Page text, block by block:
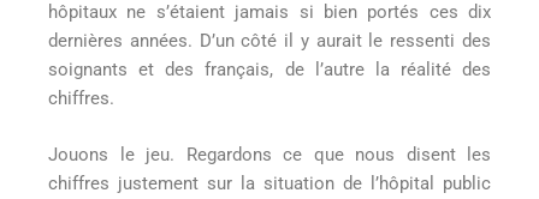
hôpitaux ne s’étaient jamais si bien portés ces dix
dernières années. D’un côté il y aurait le ressenti des
soignants et des français, de l’autre la réalité des
chiffres.
Jouons le jeu. Regardons ce que nous disent les
chiffres justement sur la situation de l’hôpital public